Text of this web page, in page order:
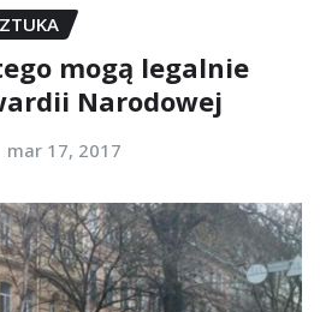
mogą legalnie
Narodowej
mar 17, 2017